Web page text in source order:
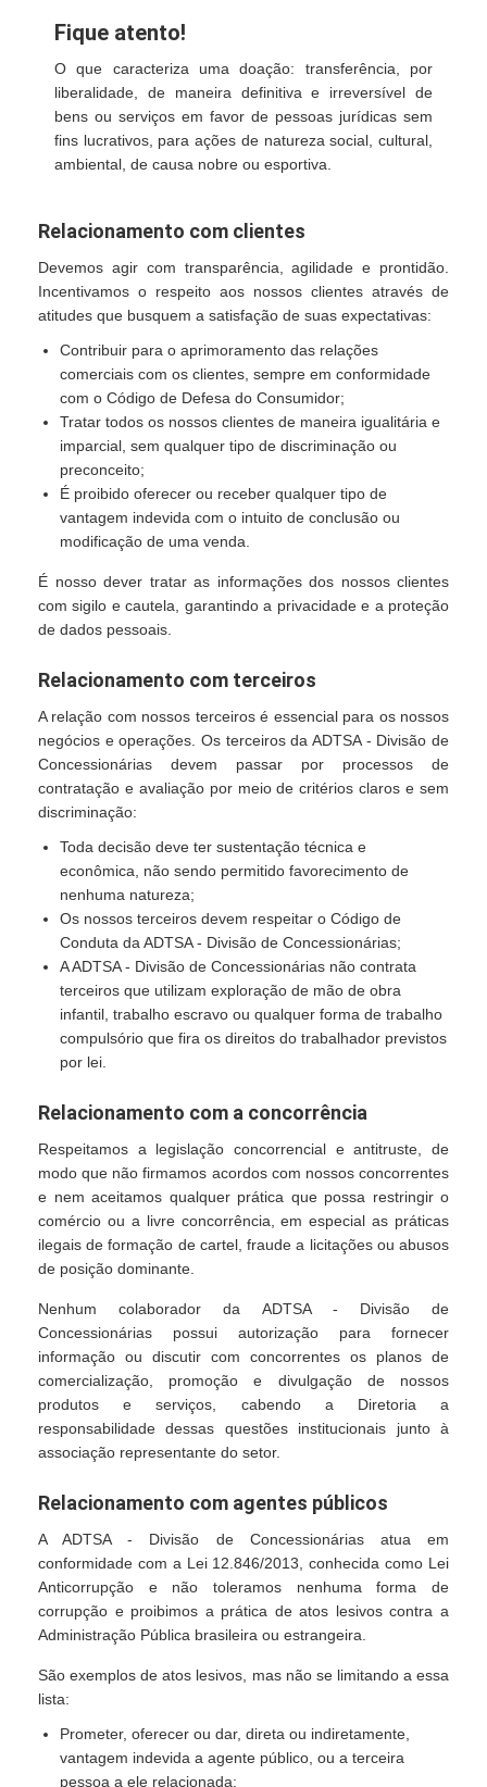
Fique atento!
O que caracteriza uma doação: transferência, por
liberalidade, de maneira definitiva e irreversível de
bens ou serviços em favor de pessoas jurídicas sem
fins lucrativos, para ações de natureza social, cultural,
ambiental, de causa nobre ou esportiva.
Relacionamento com clientes
Devemos agir com transparência, agilidade e prontidão.
Incentivamos o respeito aos nossos clientes através de
atitudes que busquem a satisfação de suas expectativas:
Contribuir para o aprimoramento das relações
comerciais com os clientes, sempre em conformidade
com o Código de Defesa do Consumidor;
Tratar todos os nossos clientes de maneira igualitária e
imparcial, sem qualquer tipo de discriminação ou
preconceito;
É proibido oferecer ou receber qualquer tipo de
vantagem indevida com o intuito de conclusão ou
modificação de uma venda.
É nosso dever tratar as informações dos nossos clientes
com sigilo e cautela, garantindo a privacidade e a proteção
de dados pessoais.
Relacionamento com terceiros
A relação com nossos terceiros é essencial para os nossos
negócios e operações. Os terceiros da ADTSA - Divisão de
Concessionárias devem passar por processos de
contratação e avaliação por meio de critérios claros e sem
discriminação:
Toda decisão deve ter sustentação técnica e
econômica, não sendo permitido favorecimento de
nenhuma natureza;
Os nossos terceiros devem respeitar o Código de
Conduta da ADTSA - Divisão de Concessionárias;
A ADTSA - Divisão de Concessionárias não contrata
terceiros que utilizam exploração de mão de obra
infantil, trabalho escravo ou qualquer forma de trabalho
compulsório que fira os direitos do trabalhador previstos
por lei.
Relacionamento com a concorrência
Respeitamos a legislação concorrencial e antitruste, de
modo que não firmamos acordos com nossos concorrentes
e nem aceitamos qualquer prática que possa restringir o
comércio ou a livre concorrência, em especial as práticas
ilegais de formação de cartel, fraude a licitações ou abusos
de posição dominante.
Nenhum colaborador da ADTSA - Divisão de
Concessionárias possui autorização para fornecer
informação ou discutir com concorrentes os planos de
comercialização, promoção e divulgação de nossos
produtos e serviços, cabendo a Diretoria a
responsabilidade dessas questões institucionais junto à
associação representante do setor.
Relacionamento com agentes públicos
A ADTSA - Divisão de Concessionárias atua em
conformidade com a Lei 12.846/2013, conhecida como Lei
Anticorrupção e não toleramos nenhuma forma de
corrupção e proibimos a prática de atos lesivos contra a
Administração Pública brasileira ou estrangeira.
São exemplos de atos lesivos, mas não se limitando a essa
lista:
Prometer, oferecer ou dar, direta ou indiretamente,
vantagem indevida a agente público, ou a terceira
pessoa a ele relacionada;